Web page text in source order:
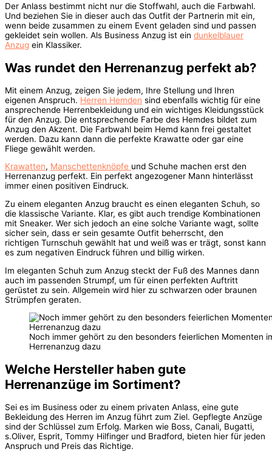
Der Anlass bestimmt nicht nur die Stoffwahl, auch die Farbwahl.
Und beziehen Sie in dieser auch das Outfit der Partnerin mit ein,
wenn beide zusammen zu einem Event geladen sind und passen
gekleidet sein wollen. Als Business Anzug ist ein dunkelblauer
Anzug ein Klassiker.
Was rundet den Herrenanzug perfekt ab?
Mit einem Anzug, zeigen Sie jedem, Ihre Stellung und Ihren
eigenen Anspruch. Herren Hemden sind ebenfalls wichtig für eine
ansprechende Herrenbekleidung und ein wichtiges Kleidungsstück
für den Anzug. Die entsprechende Farbe des Hemdes bildet zum
Anzug den Akzent. Die Farbwahl beim Hemd kann frei gestaltet
werden. Dazu kann dann die perfekte Krawatte oder gar eine
Fliege gewählt werden.
Krawatten, Manschettenknöpfe und Schuhe machen erst den
Herrenanzug perfekt. Ein perfekt angezogener Mann hinterlässt
immer einen positiven Eindruck.
Zu einem eleganten Anzug braucht es einen eleganten Schuh, so
die klassische Variante. Klar, es gibt auch trendige Kombinationen
mit Sneaker. Wer sich jedoch an eine solche Variante wagt, sollte
sicher sein, dass er sein gesamte Outfit beherrscht, den
richtigen Turnschuh gewählt hat und weiß was er trägt, sonst kann
es zum negativen Eindruck führen und billig wirken.
Im eleganten Schuh zum Anzug steckt der Fuß des Mannes dann
auch im passenden Strumpf, um für einen perfekten Auftritt
gerüstet zu sein. Allgemein wird hier zu schwarzen oder braunen
Strümpfen geraten.
Noch immer gehört zu den besonders feierlichen Momenten
Herrenanzug dazu
Welche Hersteller haben gute
Herrenanzüge im Sortiment?
Sei es im Business oder zu einem privaten Anlass, eine gute
Bekleidung des Herren im Anzug führt zum Ziel. Gepflegte Anzüge
sind der Schlüssel zum Erfolg. Marken wie Boss, Canali, Bugatti,
s.Oliver, Esprit, Tommy Hilfinger und Bradford, bieten hier für jeden
Anspruch und Preis das Richtige.